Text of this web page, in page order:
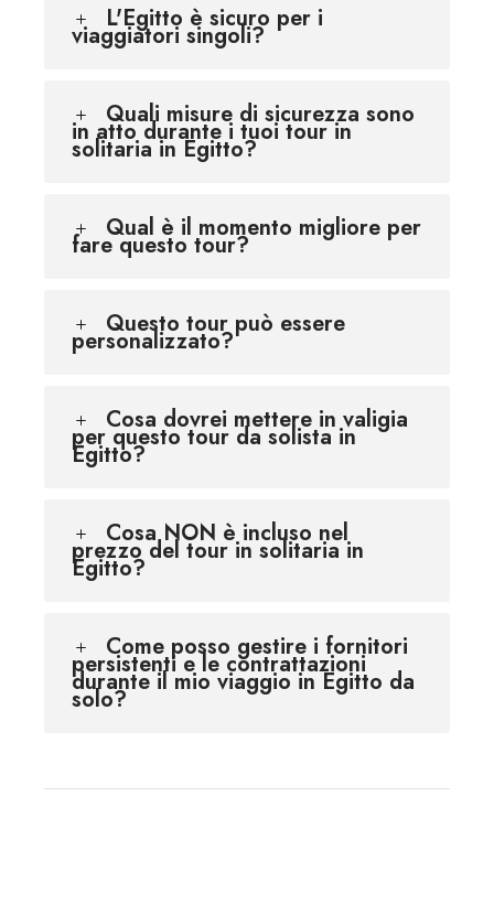
L'Egitto è sicuro per i
viaggiatori singoli?
Quali misure di sicurezza sono
in atto durante i tuoi tour in
solitaria in Egitto?
Qual è il momento migliore per
fare questo tour?
Questo tour può essere
personalizzato?
Cosa dovrei mettere in valigia
per questo tour da solista in
Egitto?
Cosa NON è incluso nel
prezzo del tour in solitaria in
Egitto?
Come posso gestire i fornitori
persistenti e le contrattazioni
durante il mio viaggio in Egitto da
solo?